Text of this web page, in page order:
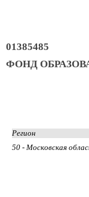
01385485
ФОНД
Регион
50 - Московская